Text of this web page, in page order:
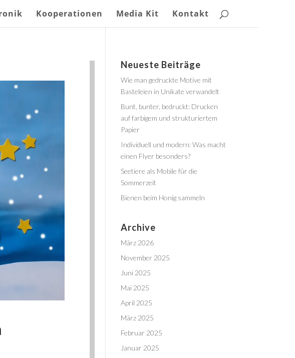
Kooperationen Media Kit Kontakt
Neueste Beiträge
Wie man gedruckte Motive mit
Basteleien in Unikate verwandelt
Bunt, bunter, bedruckt: Drucken
auf farbigem und strukturiertem
Papier
Individuell und modern: Was macht
einen Flyer besonders?
Seetiere als Mobile für die
Sommerzeit
Bienen beim Honig sammeln
Archive
März 2026
November 2025
Juni 2025
Mai 2025
April 2025
März 2025
Februar 2025
Januar 2025